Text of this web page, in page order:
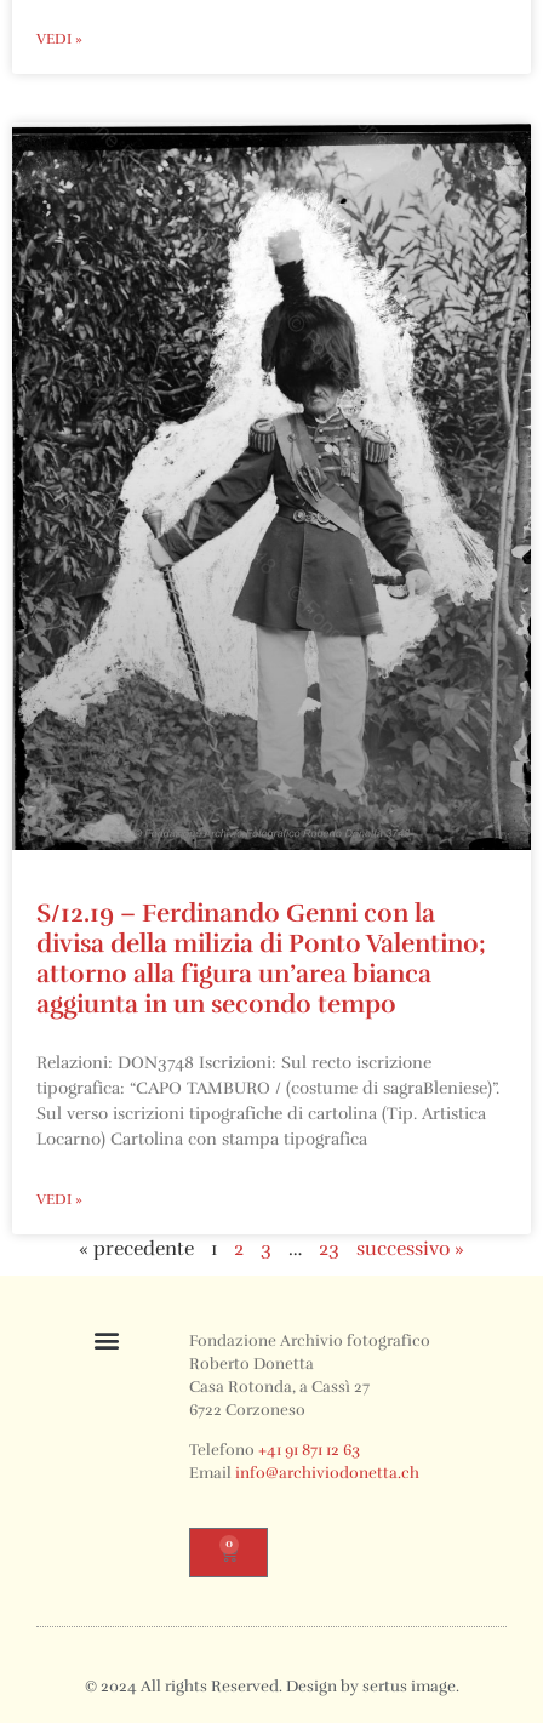
VEDI »
S/12.19 – Ferdinando Genni con la
divisa della milizia di Ponto Valentino;
attorno alla figura un’area bianca
aggiunta in un secondo tempo
Relazioni: DON3748 Iscrizioni: Sul recto iscrizione
tipografica: “CAPO TAMBURO / (costume di sagraBleniese)”.
Sul verso iscrizioni tipografiche di cartolina (Tip. Artistica
Locarno) Cartolina con stampa tipografica
VEDI »
« precedente 1 2 3 … 23 successivo »
Fondazione Archivio fotografico
Roberto Donetta
Casa Rotonda, a Cassì 27
6722 Corzoneso
Telefono+41 91 871 12 63
Emailinfo@archiviodonetta.ch
0
© 2024 All rights Reserved. Design by sertus image.